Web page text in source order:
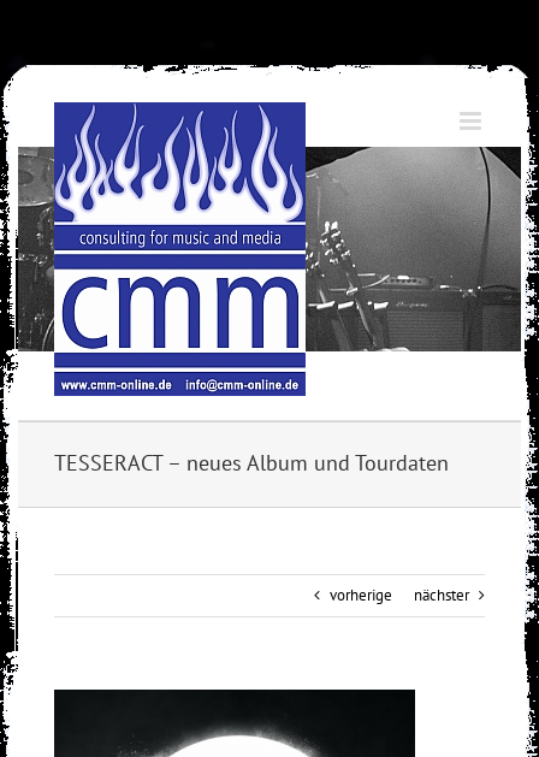
content
TESSERACT – neues Album und Tourdaten
vorherige nächster